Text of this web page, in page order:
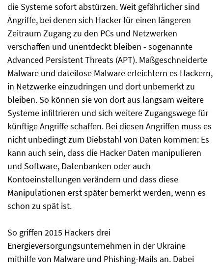
die Systeme sofort abstürzen. Weit gefährlicher sind
Angriffe, bei denen sich Hacker für einen längeren
Zeitraum Zugang zu den PCs und Netzwerken
verschaffen und unentdeckt bleiben - sogenannte
Advanced Persistent Threats (APT). Maßgeschneiderte
Malware und dateilose Malware erleichtern es Hackern,
in Netzwerke einzudringen und dort unbemerkt zu
bleiben. So können sie von dort aus langsam weitere
Systeme infiltrieren und sich weitere Zugangswege für
künftige Angriffe schaffen. Bei diesen Angriffen muss es
nicht unbedingt zum Diebstahl von Daten kommen: Es
kann auch sein, dass die Hacker Daten manipulieren
und Software, Datenbanken oder auch
Kontoeinstellungen verändern und dass diese
Manipulationen erst später bemerkt werden, wenn es
schon zu spät ist.
So griffen 2015 Hackers drei
Energieversorgungsunternehmen in der Ukraine
mithilfe von Malware und Phishing-Mails an. Dabei